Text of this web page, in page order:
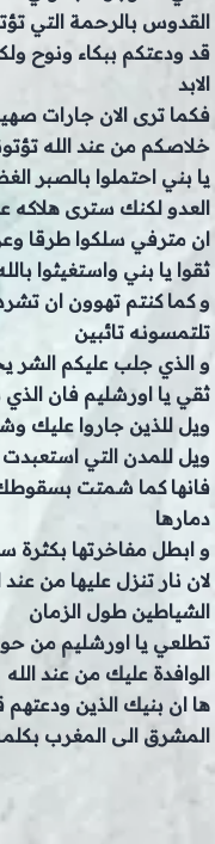
القدوس بالرحمة التي
قد ودعتكم ببكاء ونوح
الابد
فكما ترى الان جارات
خلاصكم من عند الله
يا بني احتملوا بالصبر
العدو لكنك سترى هلاكه
ان مترفي سلكوا طرقا
ثقوا يا بني واستغيثوا
و كما كنتم تهوون ان
تلتمسونه تائبين
و الذي جلب عليكم الشر
ثقي يا اورشليم فان
ويل للذين جاروا عليك
ويل للمدن التي
فانها كما شمتت
دمارها
و ابطل مفاخرتها بكثرة
لان نار تنزل عليها من عند
الشياطين طول الزمان
تطلعي يا اورشليم من
الوافدة عليك من عند الله
ها ان بنيك الذين
المشرق الى المغرب